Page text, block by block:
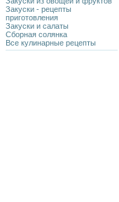
Закуски - рецепты
приготовления
Закуски и салаты
Сборная солянка
Все кулинарные рецепты